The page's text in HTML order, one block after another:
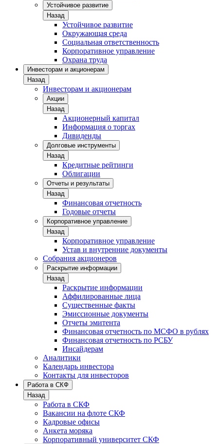
Устойчивое развитие
Назад
Устойчивое развитие
Окружающая среда
Социальная ответственность
Корпоративное управление
Охрана труда
Инвесторам и акционерам
Назад
Инвесторам и акционерам
Акции
Назад
Акционерный капитал
Информация о торгах
Дивиденды
Долговые инструменты
Назад
Кредитные рейтинги
Облигации
Отчеты и результаты
Назад
Финансовая отчетность
Годовые отчеты
Корпоративное управление
Назад
Корпоративное управление
Устав и внутренние документы
Собрания акционеров
Раскрытие информации
Назад
Раскрытие информации
Аффилированные лица
Существенные факты
Эмиссионные документы
Отчеты эмитента
Финансовая отчетность по МСФО в рублях
Финансовая отчетность по РСБУ
Инсайдерам
Аналитики
Календарь инвестора
Контакты для инвесторов
Работа в СКФ
Назад
Работа в СКФ
Вакансии на флоте СКФ
Кадровые офисы
Анкета моряка
Корпоративный университет СКФ